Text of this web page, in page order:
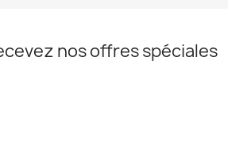
nos offres spéciales